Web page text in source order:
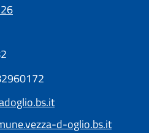
d-oglio.bs.it